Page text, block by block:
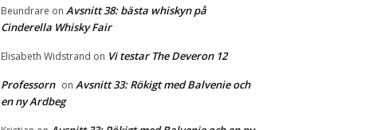
Beundrare on Avsnitt 38: bästa whiskyn på
Cinderella Whisky Fair
Elisabeth Widstrand on Vi testar The Deveron 12
Professorn on Avsnitt 33: Rökigt med Balvenie och
en ny Ardbeg